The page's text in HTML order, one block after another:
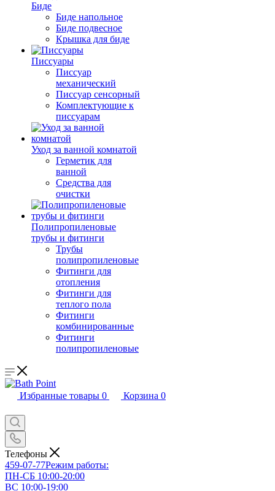
Биде
Биде напольное
Биде подвесное
Крышка для биде
Писсуары
Писсуар
механический
Писсуар сенсорный
Комплектующие к
писсуарам
Уход за ванной комнатой
Герметик для
ванной
Средства для
очистки
Полипропиленовые
трубы и фитинги
Трубы
полипропиленовые
Фитинги для
отопления
Фитинги для
теплого пола
Фитинги
комбинированные
Фитинги
полипропиленовые
Избранные товары 0 Корзина 0
Телефоны
459-07-77Режим работы:
ПН-СБ 10:00-20:00
ВС 10:00-19:00